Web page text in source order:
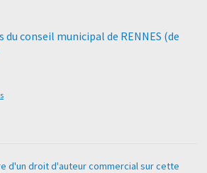
du conseil municipal de RENNES (de
d'un droit d'auteur commercial sur cette